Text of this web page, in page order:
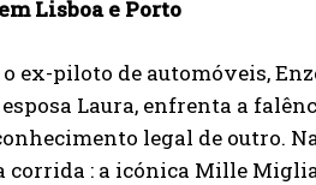
Lisboa e Porto
o ex-piloto de automóveis,
Laura, enfrenta a
legal de outro.
corrida : a icónica Mille